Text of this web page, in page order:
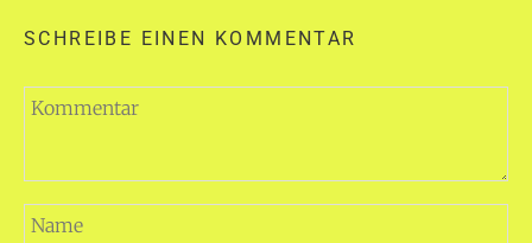
SCHREIBE EINEN KOMMENTAR